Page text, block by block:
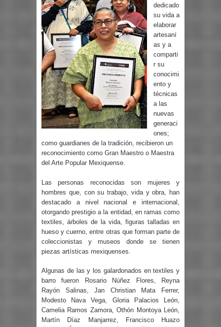
dedicado
su vida a
elaborar
artesaní
as y a
comparti
r su
conocimi
ento y
técnicas
a las
nuevas
generaci
ones;
como guardianes de la tradición, recibieron un
reconocimiento como Gran Maestro o Maestra
del Arte Popular Mexiquense.
Las personas reconocidas son mujeres y
hombres que, con su trabajo, vida y obra, han
destacado a nivel nacional e internacional,
otorgando prestigio a la entidad, en ramas como
textiles, árboles de la vida, figuras talladas en
hueso y cuerno, entre otras que forman parte de
coleccionistas y museos donde se tienen
piezas artísticas mexiquenses.
Algunas de las y los galardonados en textiles y
barro fueron Rosario Núñez Flores, Reyna
Rayón Salinas, Jan Christian Mata Ferrer,
Modesto Nava Vega, Gloria Palacios León,
Camelia Ramos Zamora, Othón Montoya León,
Martín Díaz Manjarrez, Francisco Huazo